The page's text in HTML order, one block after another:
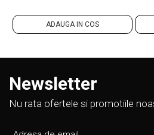
ADAUGA IN COS
Newsletter
Nu rata ofertele si promotiile